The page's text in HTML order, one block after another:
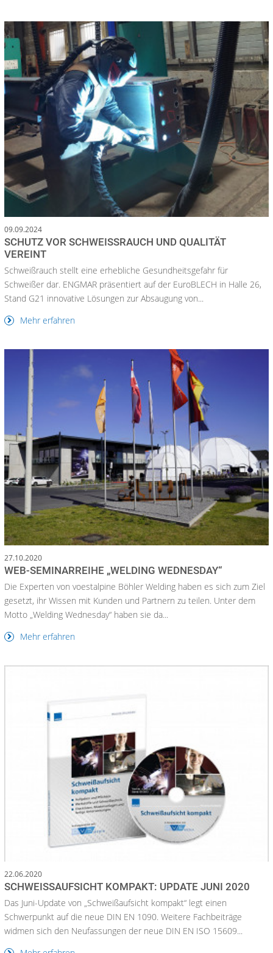
09.09.2024
SCHUTZ VOR SCHWEISSRAUCH UND QUALITÄT V
EREINT
Schweißrauch stellt eine erhebliche Gesundheitsgefahr für
Schweißer dar. ENGMAR präsentiert auf der EuroBLECH in Halle 26,
Stand G21 innovative Lösungen zur Absaugung von...
Mehr erfahren
27.10.2020
WEB-SEMINARREIHE „WELDING WEDNESDAY“
Die Experten von voestalpine Böhler Welding haben es sich zum Ziel
gesetzt, ihr Wissen mit Kunden und Partnern zu teilen. Unter dem
Motto „Welding Wednesday“ haben sie da...
Mehr erfahren
22.06.2020
SCHWEISSAUFSICHT KOMPAKT: UPDATE JUNI 2020
Das Juni-Update von „Schweißaufsicht kompakt“ legt einen
Schwerpunkt auf die neue DIN EN 1090. Weitere Fachbeiträge
widmen sich den Neufassungen der neue DIN EN ISO 15609...